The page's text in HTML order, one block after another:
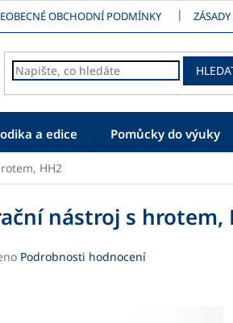
OBCHODNÍ PODMÍNKY
a edice Pomůcky do výuky
HH2
nástroj s hrotem,
Podrobnosti hodnocení